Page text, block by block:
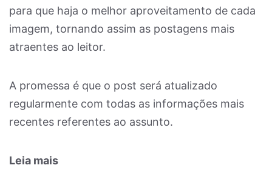
para que haja o melhor aproveitamento de cada
imagem, tornando assim as postagens mais
atraentes ao leitor.
A promessa é que o post será atualizado
regularmente com todas as informações mais
recentes referentes ao assunto.
Leia mais